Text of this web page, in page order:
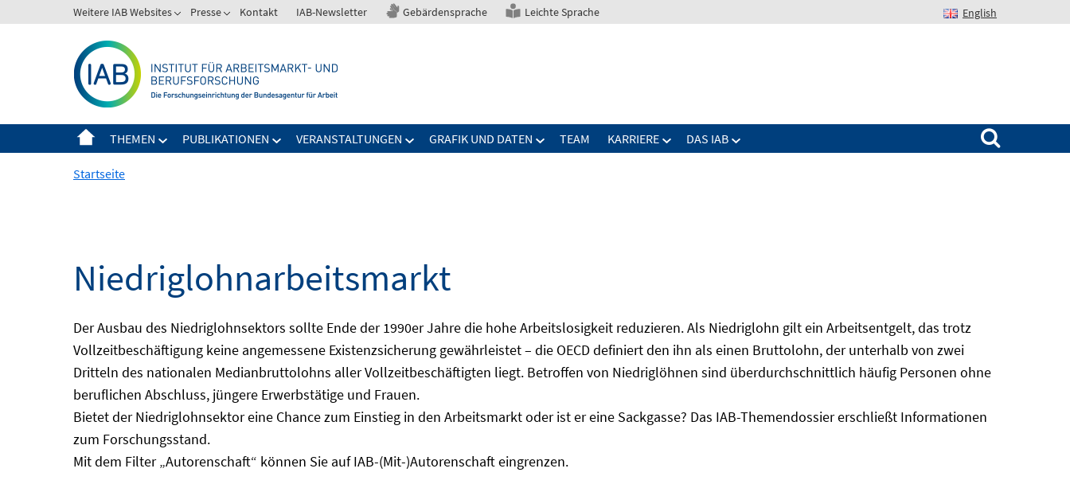
zum
Weitere IAB Websites Presse Kontakt IAB-Newsletter Gebärdensprache Leichte Sprache English
THEMEN PUBLIKATIONEN VERANSTALTUNGEN GRAFIK UND DATEN TEAM KARRIERE DAS IAB
Suchen nach:
Startseite
Niedriglohnarbeitsmarkt
Der Ausbau des Niedriglohnsektors sollte Ende der 1990er Jahre die hohe Arbeitslosigkeit reduzieren. Als Niedriglohn gilt ein Arbeitsentgelt, das trotz
Vollzeitbeschäftigung keine angemessene Existenzsicherung gewährleistet – die OECD definiert den ihn als einen Bruttolohn, der unterhalb von zwei
Dritteln des nationalen Medianbruttolohns aller Vollzeitbeschäftigten liegt. Betroffen von Niedriglöhnen sind überdurchschnittlich häufig Personen ohne
beruflichen Abschluss, jüngere Erwerbstätige und Frauen.
Bietet der Niedriglohnsektor eine Chance zum Einstieg in den Arbeitsmarkt oder ist er eine Sackgasse? Das IAB-Themendossier erschließt Informationen
zum Forschungsstand.
Mit dem Filter „Autorenschaft“ können Sie auf IAB-(Mit-)Autorenschaft eingrenzen.